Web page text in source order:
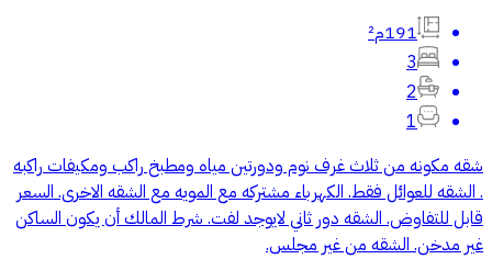
191م²
3
2
1
شقه مكونه من ثلاث غرف نوم ودورتين مياه ومطبخ راكب ومكيفات راكبه
. الشقه للعوائل فقط. الكهرباء مشتركه مع المويه مع الشقه الاخرى. السعر
قابل للتفاوض. الشقه دور ثاني لايوجد لفت. شرط المالك أن يكون الساكن
غير مدخن. الشقه من غير مجلس.